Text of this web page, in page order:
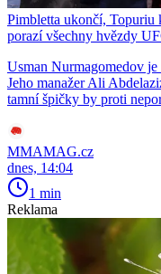
Pimbletta ukončí, Topuriu
porazí všechny hvězdy
Usman Nurmagomedov
Jeho manažer Ali
tamní špičky by proti
MMAMAG.cz
dnes, 14:04
1 min
Reklama